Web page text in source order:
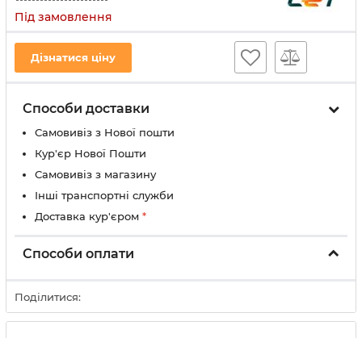
Під замовлення
Дізнатися ціну
Способи доставки
Самовивіз з Нової пошти
Кур'єр Нової Пошти
Самовивіз з магазину
Інші транспортні служби
Доставка кур'єром *
Способи оплати
Поділитися: